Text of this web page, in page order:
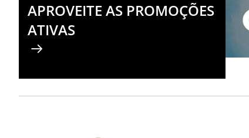
APROVEITE AS PROMOÇÕES
ATIVAS